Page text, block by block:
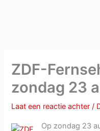
ZDF-
zondag 23
Laat een reactie achter /
Op zondag 23